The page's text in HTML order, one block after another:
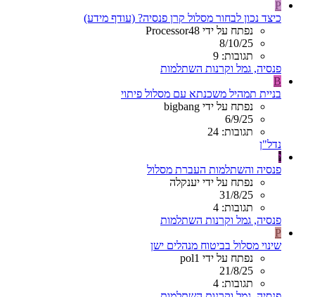
P
כיצד נכון לבחור מסלול קרן פנסיה? (עודף מידע)
נפתח על ידי Processor48
8/10/25
תגובות: 9
פנסיה, גמל וקרנות השתלמות
B
בניית תמהיל משכנתא עם מסלול פיתוי
נפתח על ידי bigbang
6/9/25
תגובות: 24
נדל"ן
י
פנסיה והשתלמות העברת מסלול
נפתח על ידי יענקלה
31/8/25
תגובות: 4
פנסיה, גמל וקרנות השתלמות
P
שינוי מסלול בביטוח מנהלים ישן
נפתח על ידי pol1
21/8/25
תגובות: 4